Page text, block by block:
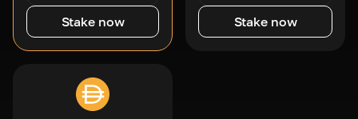
Stake now Stake now